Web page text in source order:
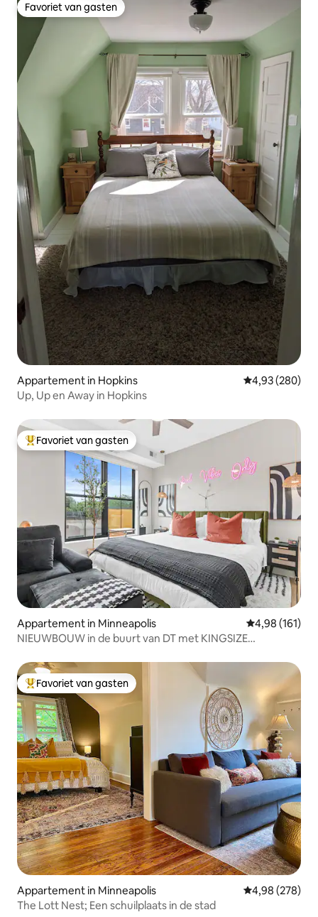
Favoriet van gasten
Favoriet van gasten
Appartement in Hopkins Gemiddelde
4,93 (280)
Up, Up en Away in Hopkins
Topfavoriet van gasten
Favoriet van gasten
Appartement in Minneapolis Gemiddelde
4,98 (161)
NIEUWBOUW in de buurt van DT met KINGSIZE
Topfavoriet van gasten
Favoriet van gasten
Appartement in Minneapolis Gemiddelde
4,98 (278)
The Lott Nest; Een schuilplaats in de stad